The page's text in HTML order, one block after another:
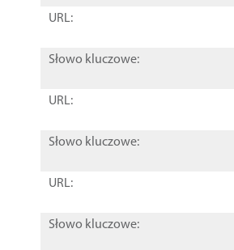
URL:
Słowo kluczowe:
URL:
Słowo kluczowe:
URL:
Słowo kluczowe: